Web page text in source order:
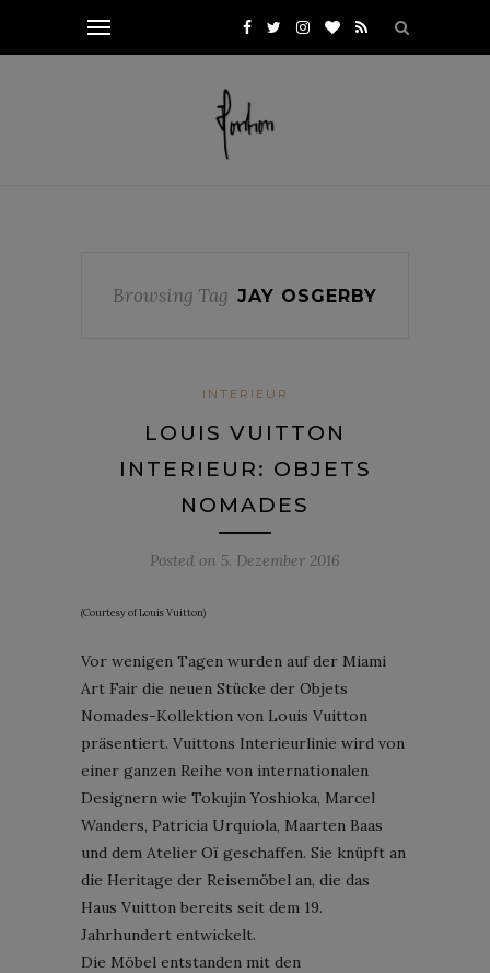
Browsing Tag JAY OSGERBY
INTERIEUR
LOUIS VUITTON
INTERIEUR: OBJETS
NOMADES
Posted on 5. Dezember 2016
(Courtesy of Louis Vuitton)
Vor wenigen Tagen wurden auf der Miami
Art Fair die neuen Stücke der Objets
Nomades-Kollektion von Louis Vuitton
präsentiert. Vuittons Interieurlinie wird von
einer ganzen Reihe von internationalen
Designern wie Tokujin Yoshioka, Marcel
Wanders, Patricia Urquiola, Maarten Baas
und dem Atelier Oï geschaffen. Sie knüpft an
die Heritage der Reisemöbel an, die das
Haus Vuitton bereits seit dem 19.
Jahrhundert entwickelt.
Die Möbel entstanden mit den